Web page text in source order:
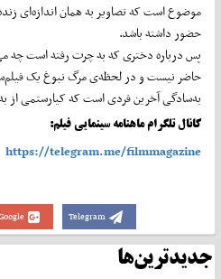
موضوع است که تصاویر به همان اندازه‌ای
حضور داشته باشد.
پس درباره دختری که به چرت رفته است چه
حاضر نیست و در لحظه‌ی مرگ نبوغ یک
به‌سادگی آخرین فردی است که کیارستمی از
کانال تلگرام ماهنامه سینمایی فیلم:
https://telegram.me/filmmagazine
Google+ Telegram
جدیدترین‌ها